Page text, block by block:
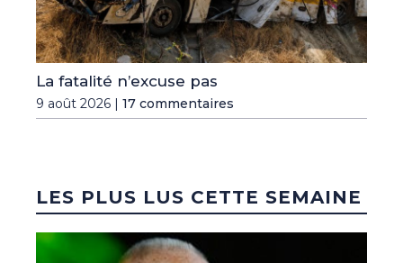
La fatalité n’excuse pas
9 août 2026 | 17 commentaires
LES PLUS LUS CETTE SEMAINE